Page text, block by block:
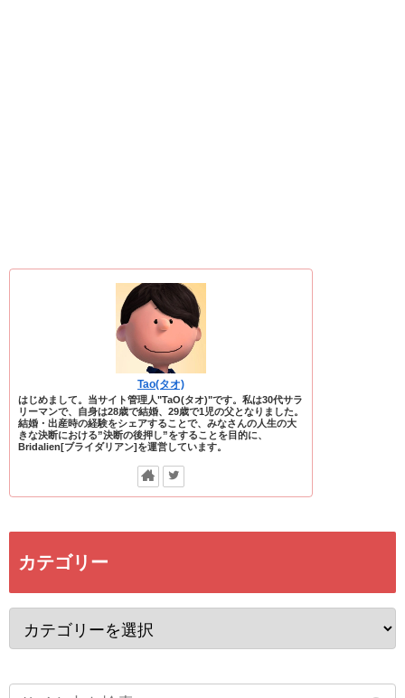
Tao(タオ)
はじめまして。当サイト管理人"TaO(タオ)"です。私は30代サラ
リーマンで、自身は28歳で結婚、29歳で1児の父となりました。
結婚・出産時の経験をシェアすることで、みなさんの人生の大
きな決断における”決断の後押し”をすることを目的に、
Bridalien[ブライダリアン]を運営しています。
カテゴリー